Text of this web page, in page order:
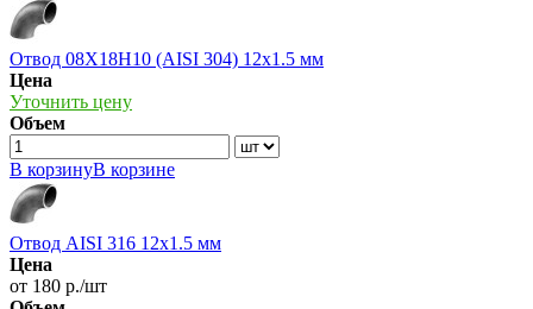
Отвод 08Х18Н10 (AISI 304) 12х1.5 мм
Цена
Уточнить цену
Объем
В корзинуВ корзине
Отвод AISI 316 12х1.5 мм
Цена
от 180 р./шт